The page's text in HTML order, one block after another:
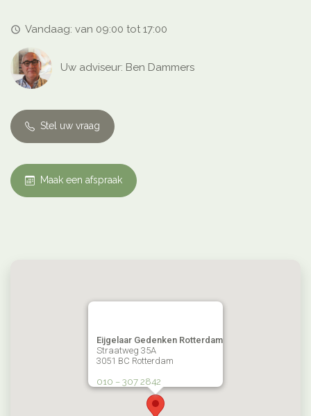
access_time Vandaag: van 09:00 tot 17:00
Uw adviseur: Ben Dammers
Stel uw vraag
Maak een afspraak
Eijgelaar Gedenken Rotterdam
Straatweg 35A
3051 BC Rotterdam
010 – 307 2842